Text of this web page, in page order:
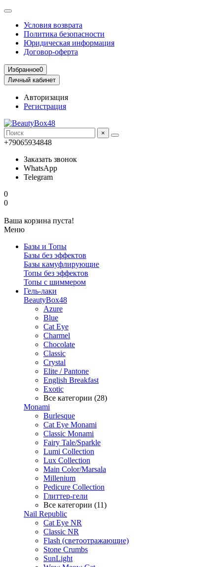
Условия возврата
Политика безопасности
Юридическая информация
Договор-оферта
Избранное0
Личный кабинет
Авторизация
Регистрация
×
+79065934848
Заказать звонок
WhatsApp
Telegram
0
0
Ваша корзина пуста!
Меню
Базы и Топы
Базы без эффектов
Базы камуфлирующие
Топы без эффектов
Топы с шиммером
Гель-лаки
BeautyBox48
Azure
Blue
Cat Eye
Charmel
Chocolate
Classic
Crystal
Elite / Pantone
English Breakfast
Exotic
Все категории (28)
Monami
Burlesque
Cat Eye Monami
Classic Monami
Fairy Tale/Sparkle
Lumi Collection
Lux Collection
Main Color/Marsala
Millenium
Pedicure Collection
Глиттер-гели
Все категории (11)
Nail Republic
Cat Eye NR
Classic NR
Flash (светоотражающие)
Stone Crumbs
SunLight